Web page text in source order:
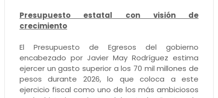
Presupuesto estatal con visión de
crecimiento
El Presupuesto de Egresos del gobierno
encabezado por Javier May Rodríguez estima
ejercer un gasto superior a los 70 mil millones de
pesos durante 2026, lo que coloca a este
ejercicio fiscal como uno de los más ambiciosos